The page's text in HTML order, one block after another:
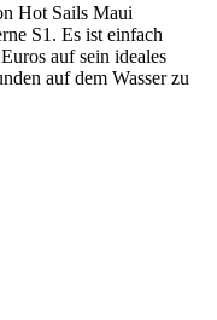
Hot Sails Maui
S1. Es ist einfach
auf sein ideales
auf dem Wasser zu